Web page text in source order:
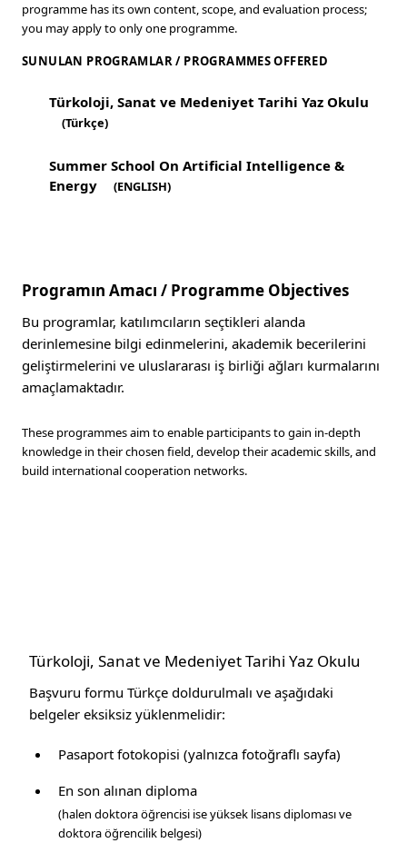
programme has its own content, scope, and evaluation process;
you may apply to only one programme.
SUNULAN PROGRAMLAR / PROGRAMMES OFFERED
Türkoloji, Sanat ve Medeniyet Tarihi Yaz Okulu
(Türkçe)
Summer School On Artificial Intelligence &
Energy
(ENGLISH)
Programın Amacı / Programme Objectives
Bu programlar, katılımcıların seçtikleri alanda
derinlemesine bilgi edinmelerini, akademik becerilerini
geliştirmelerini ve uluslararası iş birliği ağları kurmalarını
amaçlamaktadır.
These programmes aim to enable participants to gain in-depth
knowledge in their chosen field, develop their academic skills, and
build international cooperation networks.
Türkoloji, Sanat ve Medeniyet Tarihi Yaz Okulu
Başvuru formu Türkçe doldurulmalı ve aşağıdaki
belgeler eksiksiz yüklenmelidir:
Pasaport fotokopisi (yalnızca fotoğraflı sayfa)
En son alınan diploma
(halen doktora öğrencisi ise yüksek lisans diploması ve
doktora öğrencilik belgesi)